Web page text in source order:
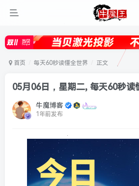
首页 每天60秒读懂全世界 正文
05月06日，星期二, 每天60秒读
牛魔博客
1年前发布